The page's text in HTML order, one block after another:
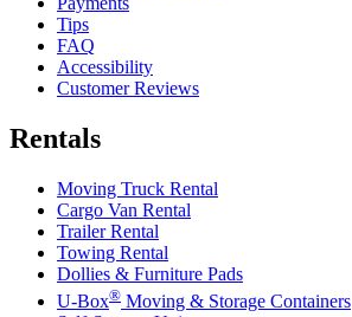
Tips
FAQ
Accessibility
Customer Reviews
Rentals
Moving Truck Rental
Cargo Van Rental
Trailer Rental
Towing Rental
Dollies & Furniture Pads
U-Box® Moving & Storage Containers